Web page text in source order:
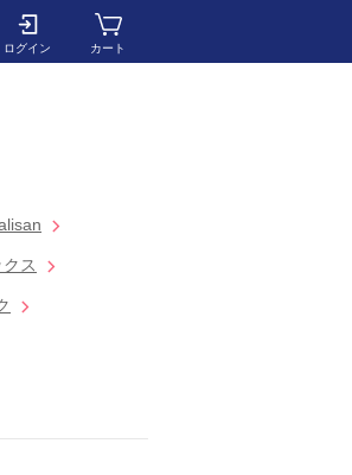
ログイン カート
ス